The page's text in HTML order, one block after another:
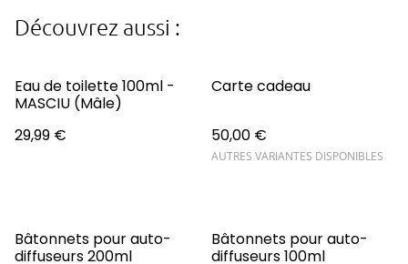
Découvrez aussi :
Eau de toilette 100ml -
MASCIU (Mâle)
29,99 €
Carte cadeau
50,00 €
AUTRES VARIANTES DISPONIBLES
Bâtonnets pour auto-
diffuseurs 200ml
Bâtonnets pour auto-
diffuseurs 100ml